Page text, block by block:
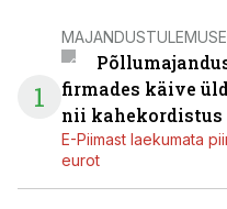
1
firmades käive
nii kahekordistus
E-Piimast laekumata
eurot